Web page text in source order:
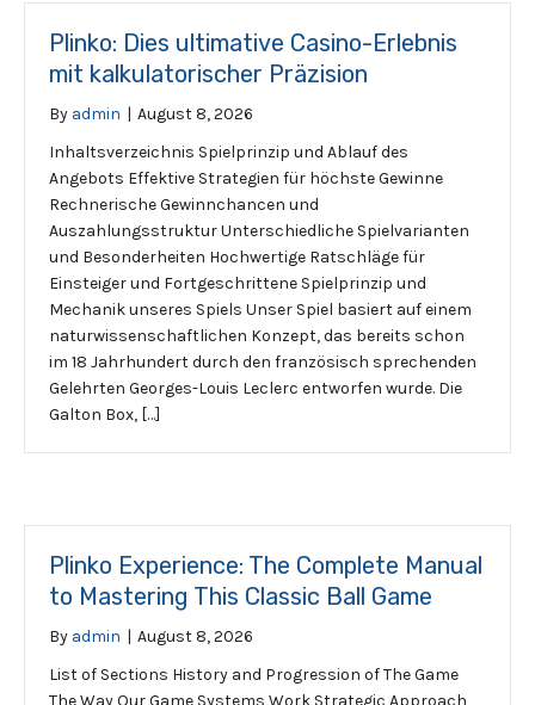
Plinko: Dies ultimative Casino-Erlebnis
mit kalkulatorischer Präzision
By admin | August 8, 2026
Inhaltsverzeichnis Spielprinzip und Ablauf des
Angebots Effektive Strategien für höchste Gewinne
Rechnerische Gewinnchancen und
Auszahlungsstruktur Unterschiedliche Spielvarianten
und Besonderheiten Hochwertige Ratschläge für
Einsteiger und Fortgeschrittene Spielprinzip und
Mechanik unseres Spiels Unser Spiel basiert auf einem
naturwissenschaftlichen Konzept, das bereits schon
im 18 Jahrhundert durch den französisch sprechenden
Gelehrten Georges-Louis Leclerc entworfen wurde. Die
Galton Box, […]
Plinko Experience: The Complete Manual
to Mastering This Classic Ball Game
By admin | August 8, 2026
List of Sections History and Progression of The Game
The Way Our Game Systems Work Strategic Approach